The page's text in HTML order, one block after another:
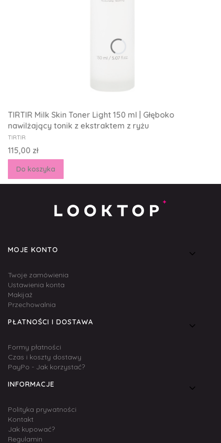
TIRTIR Milk Skin Toner Light 150 ml | Głęboko
nawilżający tonik z ekstraktem z ryżu
PRODUCENT
TIRTIR
Cena
115,00 zł
Do koszyka
Linki w stopce
MOJE KONTO
Twoje zamówienia
Ustawienia konta
Makijaż
Przechowalnia
PŁATNOŚCI I DOSTAWA
Formy płatności
Czas i koszty dostawy
PayPo - Jak korzystać?
INFORMACJE
Polityka prywatności
Kontakt
Jak kupować?
Regulamin